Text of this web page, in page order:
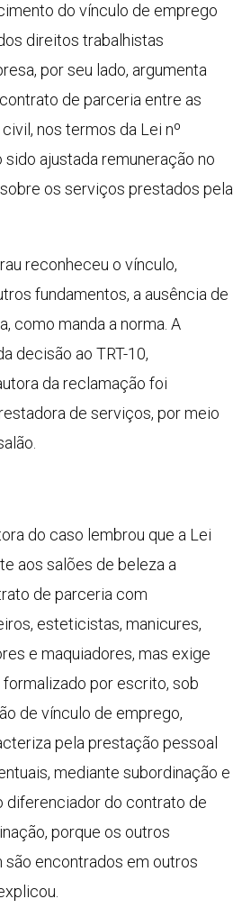
do vínculo de emprego
direitos trabalhistas
por seu lado, argumenta
de parceria entre as
nos termos da Lei nº
ajustada remuneração no
os serviços prestados pela
reconheceu o vínculo,
fundamentos, a ausência de
como manda a norma. A
decisão ao TRT-10,
da reclamação foi
de serviços, por meio
do caso lembrou que a Lei
aos salões de beleza a
de parceria com
esteticistas, manicures,
e maquiadores, mas exige
por escrito, sob
de vínculo de emprego,
pela prestação pessoal
mediante subordinação e
diferenciador do contrato de
porque os outros
encontrados em outros